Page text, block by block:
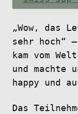
„Wow, das
sehr hoch“
kam vom
und machte
happy und
Das